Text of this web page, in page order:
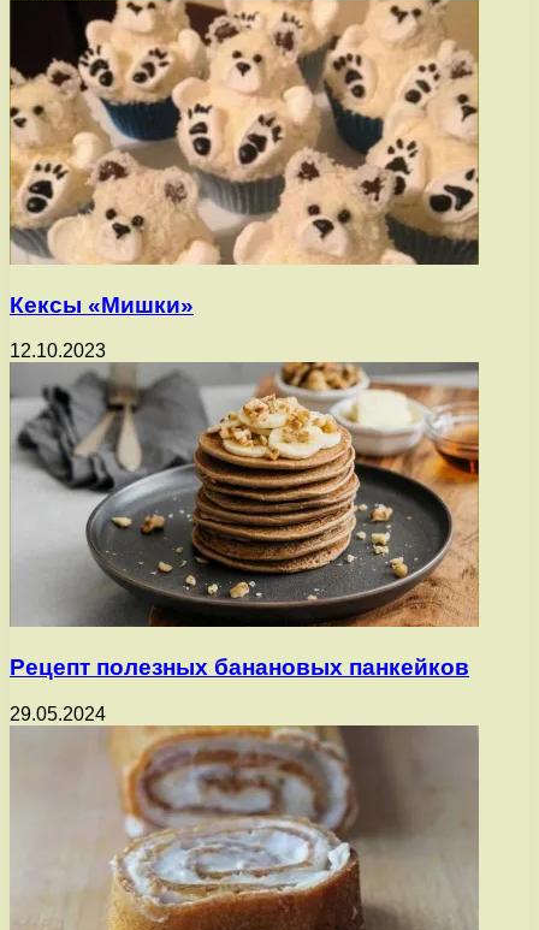
Кексы «Мишки»
12.10.2023
Рецепт полезных банановых панкейков
29.05.2024